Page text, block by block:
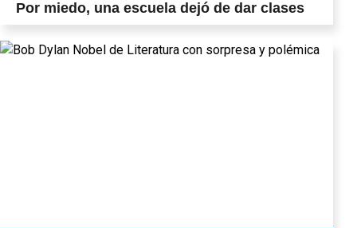
Por miedo, una escuela dejó de dar clases